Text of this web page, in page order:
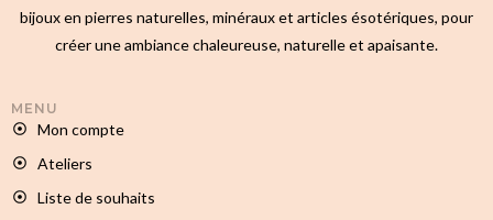
bijoux en pierres naturelles, minéraux et articles ésotériques, pour
créer une ambiance chaleureuse, naturelle et apaisante.
MENU
Mon compte
Ateliers
Liste de souhaits